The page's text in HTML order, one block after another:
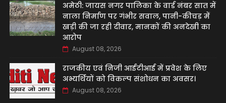
अमेठी: जायस नगर पालिका के वार्ड नंबर सात में
नाला निर्माण पर गंभीर सवाल, पानी-कीचड़ में
खड़ी की जा रही दीवार, मानकों की अनदेखी का
आरोप
August 08, 2026
‌राजकीय एवं निजी आईटीआई में प्रवेश के लिए
अभ्यर्थियों को विकल्प संशोधन का अवसर।
August 08, 2026